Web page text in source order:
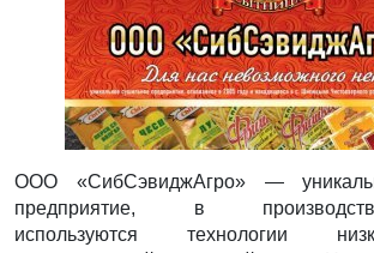
ООО «СибСэвиджАгро» —
предприятие, в
используются технологии